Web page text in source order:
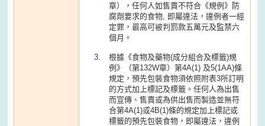
章），任何人如售賣不符合《規例》防
腐劑要求的食物, 即屬違法，違例者一經
定罪，最高可被判罰款五萬元及監禁六
個月。
根據《食物及藥物(成分組合及標籤)規
例》（第132W章）第4A(1) 及5(1AA)條
規定，預先包裝食物須依照附表3所訂明
的方式加上標記及標籤。任何人為出售
而宣傳、售賣或為供出售而製造並無符
合第4A(1)或4B(1)條的規定加上標記或
標籤的預先包裝食物，即屬違法，違例